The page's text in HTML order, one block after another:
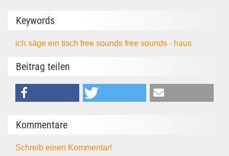
Keywords
ich säge ein tischfree soundsfree sounds - haus
Beitrag teilen
Kommentare
Schreib einen Kommentar!